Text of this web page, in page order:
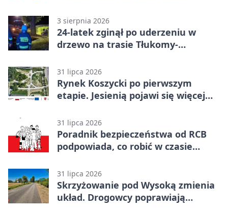
3 sierpnia 2026
24-latek zginął po uderzeniu w
drzewo na trasie Tłukomy-
31 lipca 2026
Rynek Koszycki po pierwszym
etapie. Jesienią pojawi się więcej
31 lipca 2026
Poradnik bezpieczeństwa od RCB
podpowiada, co robić w czasie
31 lipca 2026
Skrzyżowanie pod Wysoką zmienia
układ. Drogowcy poprawiają